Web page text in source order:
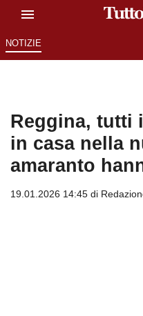
NOTIZIE
Reggina, tutti
in casa nella
amaranto
19.01.2026 14:45 di